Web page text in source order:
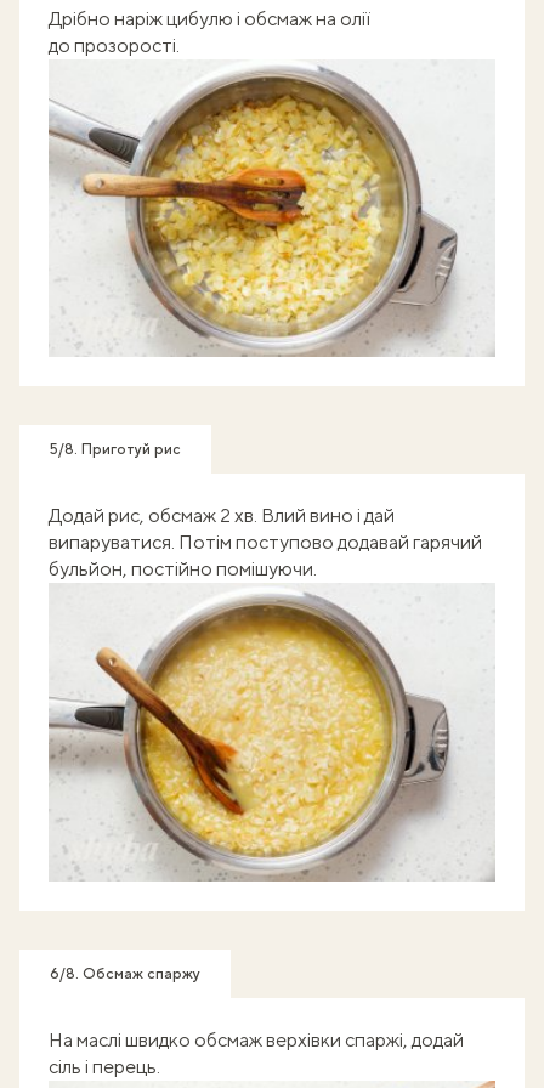
Дрібно наріж цибулю і обсмаж на олії
до прозорості.
5/8. Приготуй рис
Додай рис, обсмаж 2 хв. Влий вино і дай
випаруватися. Потім поступово додавай гарячий
бульйон, постійно помішуючи.
6/8. Обсмаж спаржу
На маслі швидко обсмаж верхівки спаржі, додай
сіль і перець.